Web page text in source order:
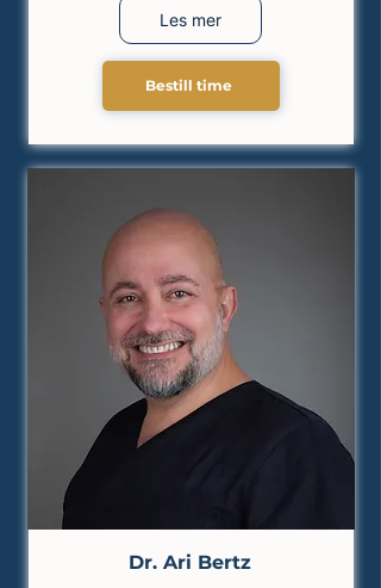
Les mer
Bestill time
Dr. Ari Bertz